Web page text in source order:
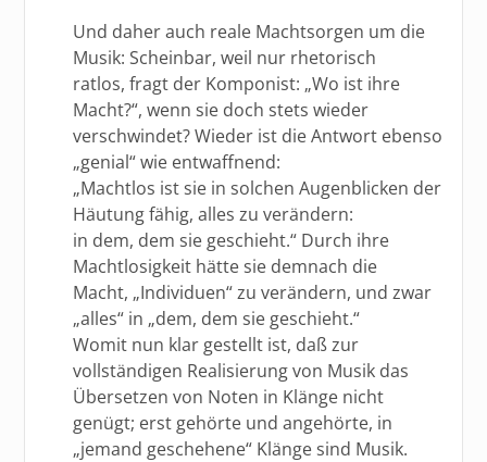
Und daher auch reale Machtsorgen um die
Musik: Scheinbar, weil nur rhetorisch
ratlos, fragt der Komponist: „Wo ist ihre
Macht?“, wenn sie doch stets wieder
verschwindet? Wieder ist die Antwort ebenso
„genial“ wie entwaffnend:
„Machtlos ist sie in solchen Augenblicken der
Häutung fähig, alles zu verändern:
in dem, dem sie geschieht.“ Durch ihre
Machtlosigkeit hätte sie demnach die
Macht, „Individuen“ zu verändern, und zwar
„alles“ in „dem, dem sie geschieht.“
Womit nun klar gestellt ist, daß zur
vollständigen Realisierung von Musik das
Übersetzen von Noten in Klänge nicht
genügt; erst gehörte und angehörte, in
„jemand geschehene“ Klänge sind Musik.